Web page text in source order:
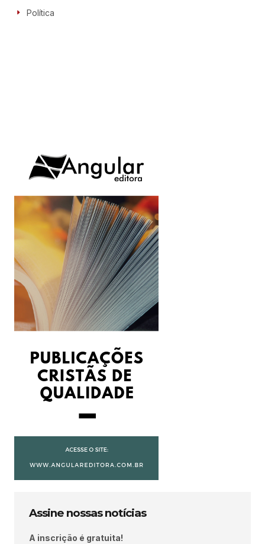
Política
Assine nossas notícias
A inscrição é gratuita!